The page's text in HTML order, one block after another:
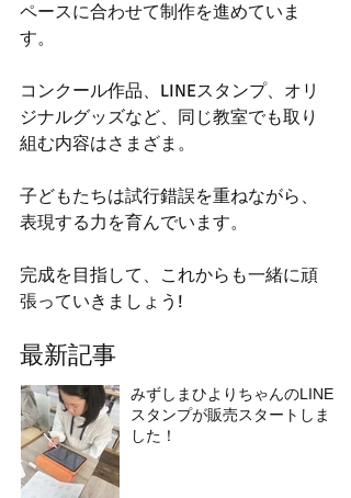
ペースに合わせて制作を進めていま
す。
コンクール作品、LINEスタンプ、オリ
ジナルグッズなど、同じ教室でも取り
組む内容はさまざま。
子どもたちは試行錯誤を重ねながら、
表現する力を育んでいます。
完成を目指して、これからも一緒に頑
張っていきましょう!
最新記事
みずしまひよりちゃんのLINE
スタンプが販売スタートしま
した！